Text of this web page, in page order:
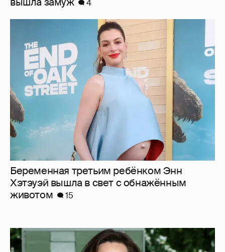
4
Беременная третьим ребёнком Энн
Хэтэуэй вышла в свет с обнажённым
животом
15